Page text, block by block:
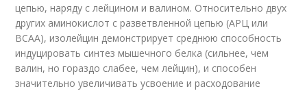
цепью, наряду с лейцином и валином. Относительно двух
других аминокислот с разветвленной цепью (АРЦ или
BCAA), изолейцин демонстрирует среднюю способность
индуцировать синтез мышечного белка (сильнее, чем
валин, но гораздо слабее, чем лейцин), и способен
значительно увеличивать усвоение и расходование